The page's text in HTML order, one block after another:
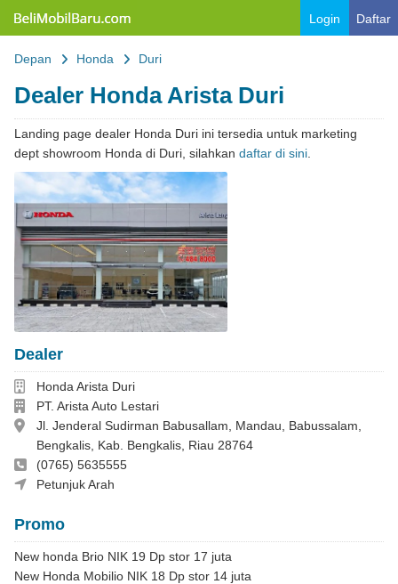
Login Daftar
Depan Honda Duri
Dealer Honda Arista Duri
Landing page dealer Honda Duri ini tersedia untuk marketing
dept showroom Honda di Duri, silahkan daftar di sini
Dealer
Dealer
Honda Arista Duri
Perusahaan
PT. Arista Auto Lestari
Alamat
Jl. Jenderal Sudirman Babusallam, Mandau, Babussalam,
Bengkalis, Kab. Bengkalis, Riau 28764
Telepon
(0765) 5635555
Debbie +6289523615267
Petunjuk Arah
Promo
New honda Brio NIK 19 Dp stor 17 juta
New Honda Mobilio NIK 18 Dp stor 14 juta